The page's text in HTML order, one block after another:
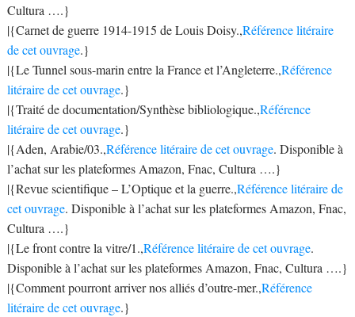
Cultura ….}
|{Carnet de guerre 1914-1915 de Louis Doisy.,Référence litéraire
de cet ouvrage.}
|{Le Tunnel sous-marin entre la France et l’Angleterre.,Référence
litéraire de cet ouvrage.}
|{Traité de documentation/Synthèse bibliologique.,Référence
litéraire de cet ouvrage.}
|{Aden, Arabie/03.,Référence litéraire de cet ouvrage. Disponible à
l’achat sur les plateformes Amazon, Fnac, Cultura ….}
|{Revue scientifique – L’Optique et la guerre.,Référence litéraire de
cet ouvrage. Disponible à l’achat sur les plateformes Amazon, Fnac,
Cultura ….}
|{Le front contre la vitre/1.,Référence litéraire de cet ouvrage.
Disponible à l’achat sur les plateformes Amazon, Fnac, Cultura ….}
|{Comment pourront arriver nos alliés d’outre-mer.,Référence
litéraire de cet ouvrage.}